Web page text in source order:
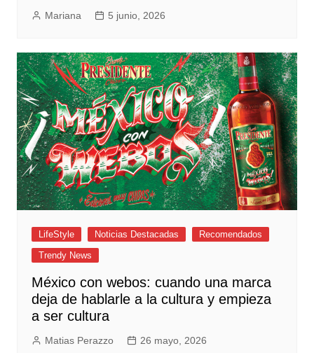
Mariana 5 junio, 2026
LifeStyle Noticias Destacadas
Recomendados
Trendy News
México con webos: cuando una marca
deja de hablarle a la cultura y empieza
a ser cultura
Matias Perazzo 26 mayo, 2026